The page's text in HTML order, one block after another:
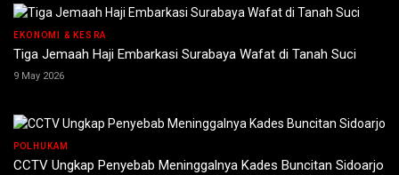
EKONOMI & KESRA
Tiga Jemaah Haji Embarkasi Surabaya Wafat di Tanah Suci
9 May 2026
POLHUKAM
CCTV Ungkap Penyebab Meninggalnya Kades Buncitan Sidoarjo